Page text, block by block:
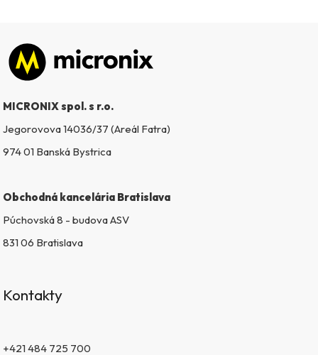
Zápätie
MICRONIX spol. s r.o.
Jegorovova 14036/37 (Areál Fatra)
974 01 Banská Bystrica
Obchodná kancelária Bratislava
Púchovská 8 - budova ASV
831 06 Bratislava
Kontakty
+421 484 725 700